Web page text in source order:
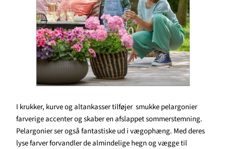
I krukker, kurve og altankasser tilføjer smukke pelargonier
farverige accenter og skaber en afslappet sommerstemning.
Pelargonier ser også fantastiske ud i vægophæng. Med deres
lyse farver forvandler de almindelige hegn og vægge til